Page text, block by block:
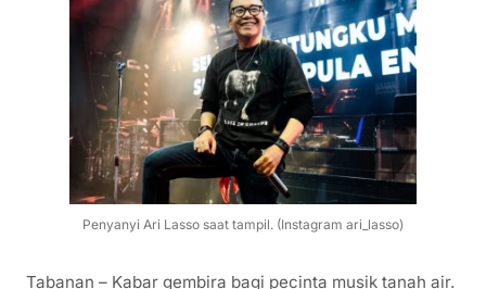
Penyanyi Ari Lasso saat tampil. (Instagram ari_lasso)
Tabanan – Kabar gembira bagi pecinta musik tanah air.